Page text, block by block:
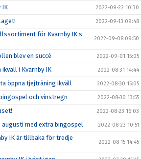
IK 2022-09-22 10:30
2022-09-13 09:48
för Kvarnby IK:s
2022-09-08 09:50
blev en succé 2022-09-01 15:05
i Kvarnby IK 2022-08-31 14:44
öppna tjejträning ikväll 2022-08-30 15:05
och vinstregn 2022-08-30 13:55
2022-08-23 16:03
med extra bingospel 2022-08-23 10:51
IK är tillbaka för tredje
2022-08-15 14:45